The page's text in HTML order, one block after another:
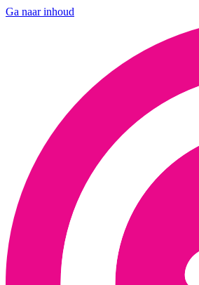
Ga naar inhoud